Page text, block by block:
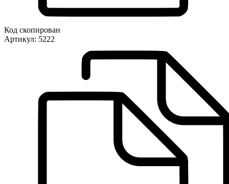
Код скопирован
Артикул: 5222